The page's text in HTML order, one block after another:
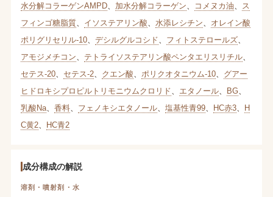
水分解コラーゲンAMPD、 加水分解コラーゲン コメヌカ油
ス
フィンゴ糖脂質、 イソステアリン酸 水添レシチン
オレイン酸
ポリグリセリル-10、 デシルグルコシド フィトステロールズ、
アモジメチコン
テトライソステアリン酸ペンタエリスリチル、
セテス-20、 セテス-2、 クエン酸 ポリクオタニウム-10、 グアー
ヒドロキシプロピルトリモニウムクロリド
エタノール、 BG、
乳酸Na、 香料、 フェノキシエタノール、 塩基性青99、 HC赤3、 H
C黄2、 HC青2
成分構成の解説
溶剤・噴射剤・水